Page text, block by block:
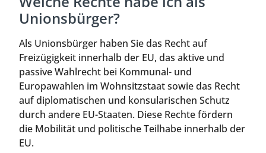
Unionsbürger?
Als Unionsbürger haben Sie das Recht auf
Freizügigkeit innerhalb der EU, das aktive und
passive Wahlrecht bei Kommunal- und
Europawahlen im Wohnsitzstaat sowie das Recht
auf diplomatischen und konsularischen Schutz
durch andere EU-Staaten. Diese Rechte fördern
die Mobilität und politische Teilhabe innerhalb der
EU.